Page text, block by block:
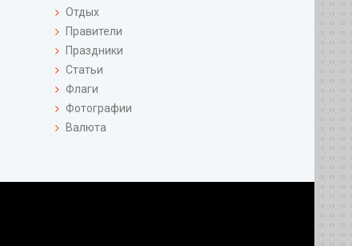
Отдых
Правители
Праздники
Статьи
Флаги
Фотографии
Валюта